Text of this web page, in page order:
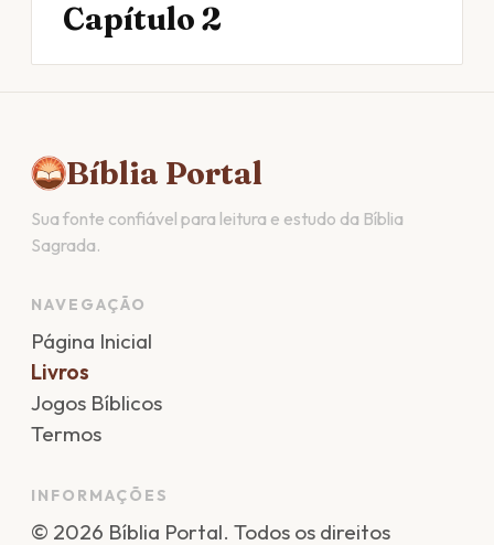
Capítulo 2
Bíblia Portal
Sua fonte confiável para leitura e estudo da Bíblia
Sagrada.
NAVEGAÇÃO
Página Inicial
Livros
Jogos Bíblicos
Termos
INFORMAÇÕES
© 2026 Bíblia Portal. Todos os direitos